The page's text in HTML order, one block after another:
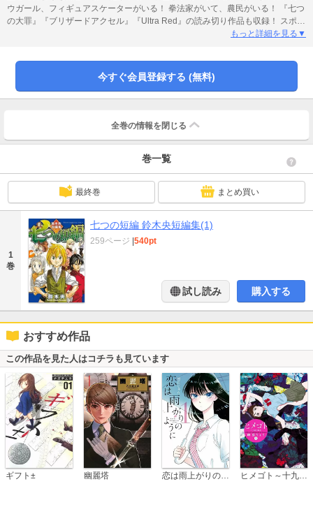
ウガール、フィギュアスケーターがいる！ 拳法家がいて、農民がいる！ 『七つ
の大罪』『ブリザードアクセル』『Ultra Red』の読み切り作品も収録！ スポー
ツ、アクション、ギャグ、ラブコメ……。多彩なジャンルが楽しい“ばっちょワ
もっと詳細を見る▼
今すぐ会員登録する (無料)
全巻の情報を 閉じる
巻一覧
最終巻 まとめ買い
1
巻
七つの短編 鈴木央短編集(1)
259ページ 540pt
試し読み 購入する
おすすめ作品
この作品を見た人はコチラも見ています
ギフト± 幽麗塔 恋は雨上がりのように ヒメゴト～十九歳の制服～